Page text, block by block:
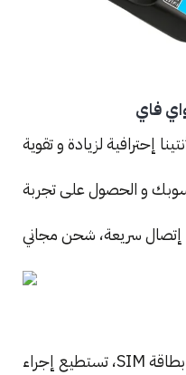
فاي
لأنتينا إحترافية لزيادة و تقوية
و الحصول على تجربة
إتصال سريعة، شحن مجاني
تقبل بطاقة SD خارجية، أيضا بطاقة SIM، تستطيع إجراء